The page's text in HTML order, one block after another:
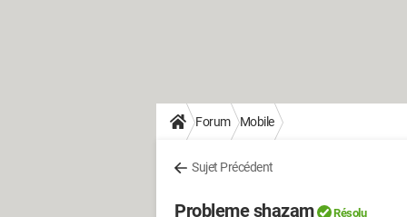
Forum Mobile
Sujet Précédent
Probleme shazam Résolu